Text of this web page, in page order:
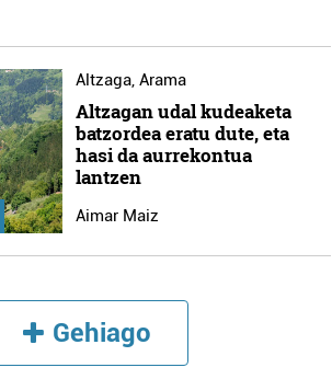
Altzaga, Arama
Altzagan udal kudeaketa
batzordea eratu dute, eta
hasi da aurrekontua
lantzen
Aimar Maiz
Gehiago